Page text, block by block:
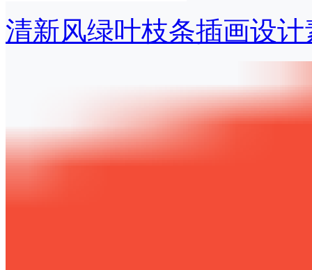
清新风绿叶枝条插画设计